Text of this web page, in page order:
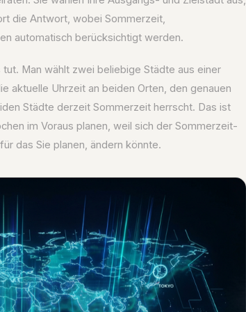
die Antwort, wobei Sommerzeit,
automatisch berücksichtigt werden.
Man wählt zwei beliebige Städte aus einer
aktuelle Uhrzeit an beiden Orten, den genauen
Städte derzeit Sommerzeit herrscht. Das ist
im Voraus planen, weil sich der Sommerzeit-
das Sie planen, ändern könnte.